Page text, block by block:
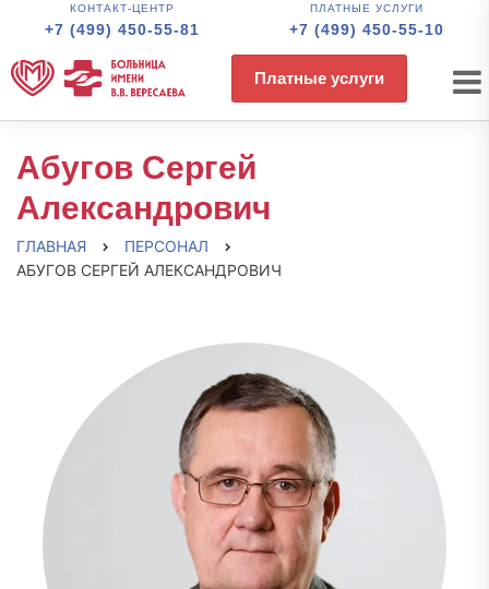
КОНТАКТ-ЦЕНТР
+7 (499) 450-55-81
ПЛАТНЫЕ УСЛУГИ
+7 (499) 450-55-10
Платные услуги
Абугов Сергей
Александрович
ГЛАВНАЯ
ПЕРСОНАЛ
АБУГОВ СЕРГЕЙ АЛЕКСАНДРОВИЧ